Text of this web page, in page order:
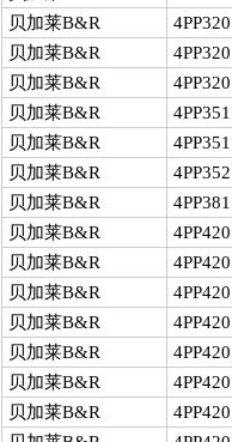
贝加莱B&R
贝加莱B&R
贝加莱B&R
贝加莱B&R
贝加莱B&R
贝加莱B&R
贝加莱B&R
贝加莱B&R
贝加莱B&R
贝加莱B&R
贝加莱B&R
贝加莱B&R
贝加莱B&R
贝加莱B&R